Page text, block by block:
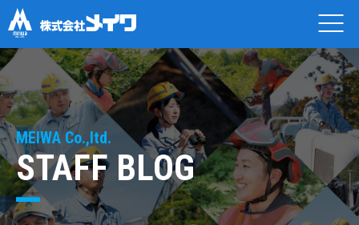
MEIWA Co.,ltd.
STAFF BLOG